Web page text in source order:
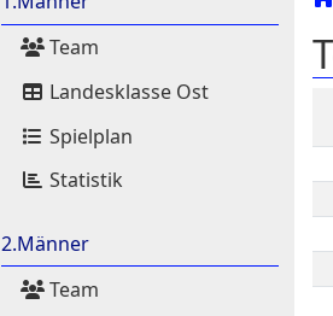
Team
Landesklasse Ost
Spielplan
Statistik
2.Männer
Team